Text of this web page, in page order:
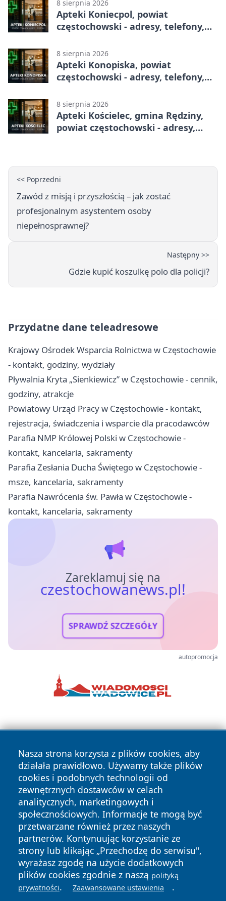
8 sierpnia 2026
Apteki Koniecpol, powiat
częstochowski - adresy, telefony,
8 sierpnia 2026
Apteki Konopiska, powiat
częstochowski - adresy, telefony,
8 sierpnia 2026
Apteki Kościelec, gmina Rędziny,
powiat częstochowski - adresy,
<< Poprzedni
Zawód z misją i przyszłością – jak zostać
profesjonalnym asystentem osoby
niepełnosprawnej?
Następny >>
Gdzie kupić koszulkę polo dla policji?
Przydatne dane teleadresowe
Krajowy Ośrodek Wsparcia Rolnictwa w Częstochowie
- kontakt, godziny, wydziały
Pływalnia Kryta „Sienkiewicz” w Częstochowie - cennik,
godziny, atrakcje
Powiatowy Urząd Pracy w Częstochowie - kontakt,
rejestracja, świadczenia i wsparcie dla pracodawców
Parafia NMP Królowej Polski w Częstochowie -
kontakt, kancelaria, sakramenty
Parafia Zesłania Ducha Świętego w Częstochowie -
msze, kancelaria, sakramenty
Parafia Nawrócenia św. Pawła w Częstochowie -
kontakt, kancelaria, sakramenty
Zareklamuj się na
czestochowanews.pl!
SPRAWDŹ SZCZEGÓŁY
autopromocja
Nasza strona korzysta z plików cookies, aby
działała prawidłowo. Używamy także plików
cookies i podobnych technologii od
zewnętrznych dostawców w celach
analitycznych, marketingowych i
społecznościowych. Informacje te mogą być
przetwarzane również przez naszych
partnerów. Kontynuując korzystanie ze
strony lub klikając „Przechodzę do serwisu",
wyrażasz zgodę na użycie dodatkowych
plików cookies zgodnie z naszą polityką
prywatności. Zaawansowane ustawienia .
Copyright © 2026 czestochowanews.pl Wszystkie prawa
zastrzeżone.
News Autorzy
Polityka
Prywatności
Polityka
Cookies
cześć